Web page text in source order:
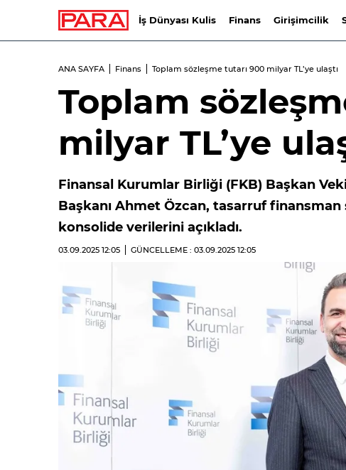
İş Dünyası Kulis Finans Girişimcilik
ANA SAYFA Finans Toplam sözleşme tutarı 900 milyar TL’ye ulaştı
Toplam
milyar TL’ye
Finansal Kurumlar Birliği (FKB) Başkan
Başkanı Ahmet Özcan, tasarruf finansman
konsolide verilerini açıkladı.
03.09.2025 12:05 GÜNCELLEME : 03.09.2025 12:05